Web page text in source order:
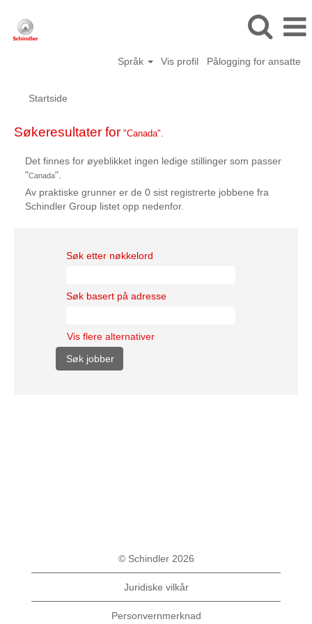
Språk Vis profil Pålogging for ansatte
Startside
Søkeresultater for "Canada".
Det finnes for øyeblikket ingen ledige stillinger som passer
"Canada".
Av praktiske grunner er de 0 sist registrerte jobbene fra
Schindler Group listet opp nedenfor.
Søk etter nøkkelord
Søk basert på adresse
Vis flere alternativer
© Schindler 2026
Juridiske vilkår
Personvernmerknad